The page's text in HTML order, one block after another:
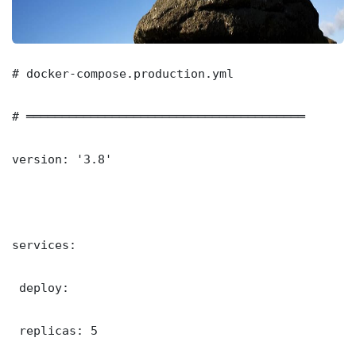
# docker-compose.production.yml
# ═══════════════════════════════════════
version: '3.8'
services:
deploy:
replicas: 5